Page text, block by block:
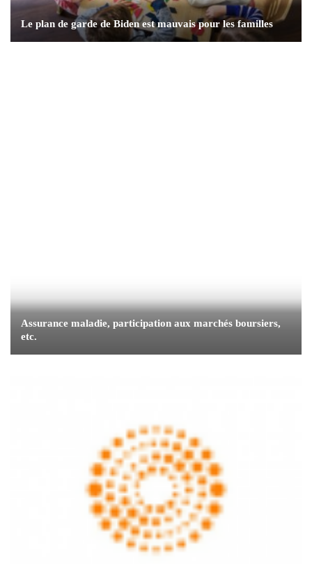
Le plan de garde de Biden est mauvais pour les familles
Assurance maladie, participation aux marchés boursiers,
etc.